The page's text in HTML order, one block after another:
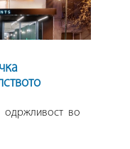
одржливост во